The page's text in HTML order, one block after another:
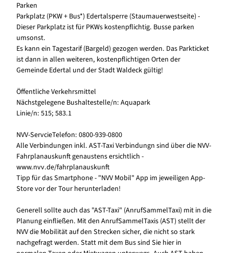
Parken
Parkplatz (PKW + Bus*) Edertalsperre (Staumauerwestseite) -
Dieser Parkplatz ist für PKWs kostenpflichtig. Busse parken
umsonst.
Es kann ein Tagestarif (Bargeld) gezogen werden. Das Parkticket
ist dann in allen weiteren, kostenpflichtigen Orten der
Gemeinde Edertal und der Stadt Waldeck gültig!
Öffentliche Verkehrsmittel
Nächstgelegene Bushaltestelle/n: Aquapark
Linie/n: 515; 583.1
NVV-ServcieTelefon: 0800-939-0800
Alle Verbindungen inkl. AST-Taxi Verbindungn sind über die NVV-
Fahrplanauskunft genaustens ersichtlich -
www.nvv.de/fahrplanauskunft
Tipp für das Smartphone - "NVV Mobil" App im jeweiligen App-
Store vor der Tour herunterladen!
Generell sollte auch das "AST-Taxi" (AnrufSammelTaxi) mit in die
Planung einfließen. Mit den AnrufSammelTaxis (AST) stellt der
NVV die Mobilität auf den Strecken sicher, die nicht so stark
nachgefragt werden. Statt mit dem Bus sind Sie hier in